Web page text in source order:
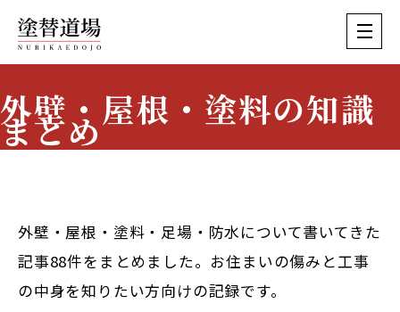
外壁・屋根・塗料の知識
まとめ
外壁・屋根・塗料・足場・防水について書いてきた
記事88件をまとめました。お住まいの傷みと工事
の中身を知りたい方向けの記録です。